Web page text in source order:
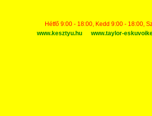
Hétfő 9:00 - 18:00, Kedd 9:00 - 18:00,
www.kesztyu.hu
www.taylor-